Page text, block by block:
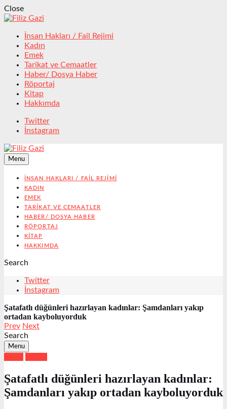
Close
İnsan Hakları / Fail Rejimi
Kadın
Emek
Tarikat ve Cemaatler
Haber/ Dosya Haber
Röportaj
Kitap
Hakkımda
Twitter
İnstagram
Menu
İNSAN HAKLARI / FAIL REJIMI
KADIN
EMEK
TARIKAT VE CEMAATLER
HABER/ DOSYA HABER
RÖPORTAJ
KITAP
HAKKIMDA
Search
Twitter
İnstagram
Şatafatlı düğünleri hazırlayan kadınlar: Şamdanları yakıp
ortadan kayboluyorduk
Prev Next
Search
Menu
Şatafatlı düğünleri hazırlayan kadınlar:
Şamdanları yakıp ortadan kayboluyorduk